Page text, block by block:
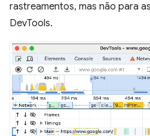
rastreamentos, mas não para
DevTools.